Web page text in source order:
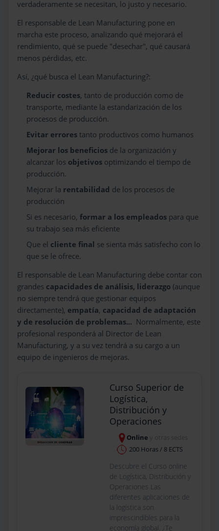
verdaderamente se necesitan, lo justo y necesario.
El responsable de Lean Manufacturing pone en
marcha este proceso, analizando qué mejorará el
rendimiento, qué se puede "desechar", qué causará
menos pérdidas, etc.
Así, ¿qué busca el Lean Manufacturing?:
Reducir costes, tanto de producción como de
transporte, mediante la estandarización de los
procesos de producción.
Evitar errores tanto productivos como humanos
Mejorar los beneficios de la organización y
alcanzar los objetivos optimizando el tiempo de
producción.
Mejorar la rentabilidad de los procesos de
producción
Si es necesario, formar a los empleados para que
su trabajo sea más eficiente
Que el cliente final se sienta más satisfecho con lo
que se le ofrece.
El responsable de Lean Manufacturing debe contar con
grandes capacidades de análisis, liderazgo (aunque
no siempre tendrá que gestionar equipos
directamente), empatía, capacidad de adaptación
y de resolución de problemas... Normalmente, este
profesional responderá al Director de Lean
Manufacturing, y a su vez tendrá a su cargo a un
equipo de ingenieros de mejoras.
Curso Superior de
Logística,
Distribución y
Operaciones
Online
200 Horas / 8 ECTS
Descubre el Curso online
de Logística, Distribución y
Operaciones Las
diferentes aplicaciones de
la logística son
imprescindibles para la
economía global. ¿Te